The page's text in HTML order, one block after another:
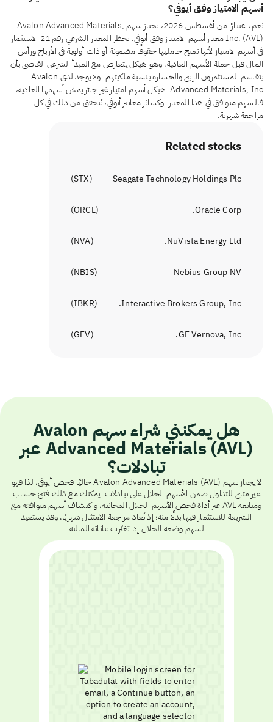
أسهم الامتياز وفق أيوفي؟
نعم، اعتبارًا من أغسطس 2026، يجتاز سهم Avalon Advanced Materials,
Inc. (AVL) معيار أسهم الامتياز وفق أيوفي. يحظر المعيار الشرعي رقم 21 الاستثمار
في أسهم الامتياز لأنها تمنح حامليها حقوقًا مضمونة أو ذات أولوية في الأرباح ورأس
المال قبل حملة الأسهم العادية، وهو هيكل يتعارض مع المبدأ الشرعي القاضي بأن
يتقاسم المستثمرون الربح والخسارة بنسبة ملكيتهم. ولا يوجد لدى Avalon
Advanced Materials, Inc. هيكل أسهم امتياز غير جائز يمسّ أسهمها العادية،
فالسهم متوافق في هذا المعيار. وكسائر معايير أيوفي، يُتحقق من ذلك في كل
مراجعة شهرية.
Related stocks
Seagate Technology Holdings Plc
(
STX
)
Oracle Corp.
(
ORCL
)
NuVista Energy Ltd.
(
NVA
)
Nebius Group NV
(
NBIS
)
Interactive Brokers Group, Inc.
(
IBKR
)
GE Vernova, Inc.
(
GEV
)
هل يمكنني شراء سهم Avalon
Advanced Materials (AVL) عبر
تبادلات؟
لا يجتاز سهم Avalon Advanced Materials (AVL) حاليًا فحص أيوفي، لذا فهو
غير متاح للتداول ضمن الأسهم الحلال على تبادلات. يمكنك مع ذلك فتح حساب
ومتابعة AVL عبر أداة فحص الأسهم الحلال المجانية، واكتشاف أسهم متوافقة مع
الشريعة للاستثمار فيها بدلًا منه؛ إذ تُعاد مراجعة الامتثال شهريًا، وقد يستعيد
السهم وضعه الحلال إذا تغيّرت بياناته المالية.